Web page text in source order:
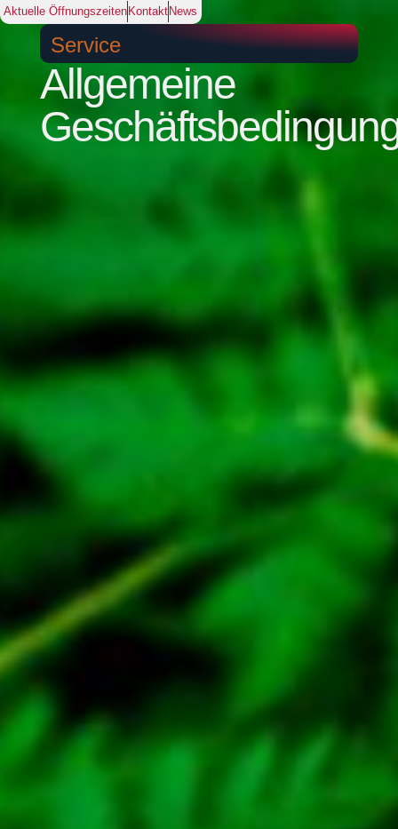
Aktuelle Öffnungszeiten Kontakt News
Service
Allgemeine